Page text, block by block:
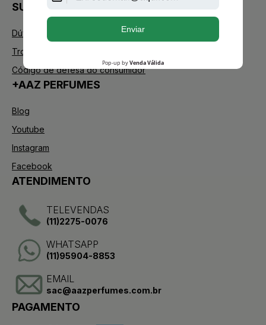
SUPORTE
Dúvidas Frequentes
Trocas e Devoluções
Código de defesa do consumidor
+AAZ PERFUMES
Blog
Youtube
Instagram
Facebook
ATENDIMENTO
TELEVENDAS
(11)2275-0076
WHATSAPP
(11)95904-8853
EMAIL
sac@aazperfumes.com.br
PAGAMENTO